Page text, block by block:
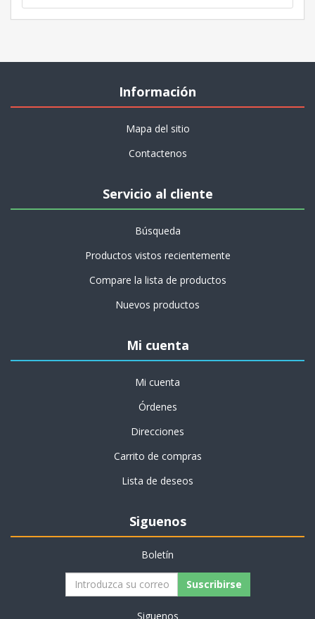
Información
Mapa del sitio
Contactenos
Servicio al cliente
Búsqueda
Productos vistos recientemente
Compare la lista de productos
Nuevos productos
Mi cuenta
Mi cuenta
Órdenes
Direcciones
Carrito de compras
Lista de deseos
Siguenos
Boletín
Suscribirse
Siguenos